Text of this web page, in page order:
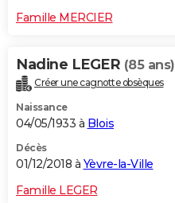
Famille MERCIER
Nadine LEGER (85 ans)
Créer une cagnotte obsèques
Naissance
04/05/1933 à Blois
Décès
01/12/2018 à Yèvre-la-Ville
Famille LEGER